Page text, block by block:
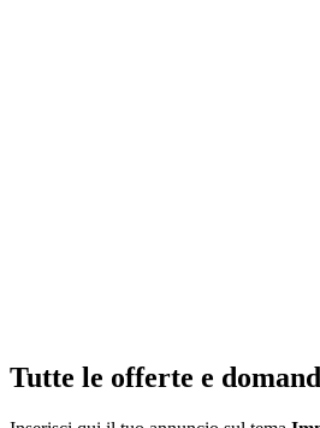
Tutte le offerte e